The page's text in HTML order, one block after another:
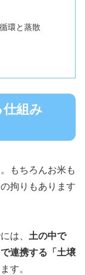
環と蒸散
仕組み
もちろんお米も
拘りもあります
は、 土の中で
連携する「土壌
す。